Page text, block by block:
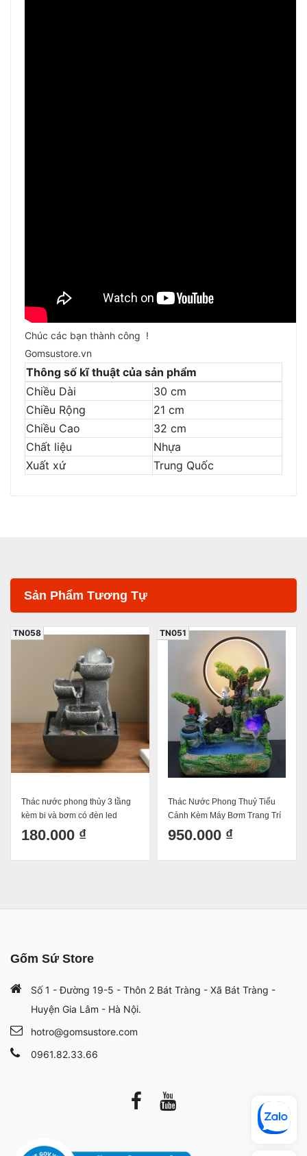
Chúc các bạn thành công !
Gomsustore.vn
Thông số kĩ thuật của sản phẩm
Chiều Dài
30 cm
Chiều Rộng
21 cm
Chiều Cao
32 cm
Chất liệu
Nhựa
Xuất xứ
Trung Quốc
Sản Phẩm Tương Tự
Thác nước phong thủy 3 tầng
kèm bi và bơm có đèn led
18x13x13cm mã 2366
180.000 ₫
TN058
Thác Nước Phong Thuỷ Tiểu
Cảnh Kèm Máy Bơm Trang Trí
Phong Thủy Mã 16858
950.000 ₫
TN051
Gốm Sứ Store
Số 1 - Đường 19-5 - Thôn 2 Bát Tràng - Xã Bát Tràng -
Huyện Gia Lâm - Hà Nội.
hotro@gomsustore.com
0961.82.33.66